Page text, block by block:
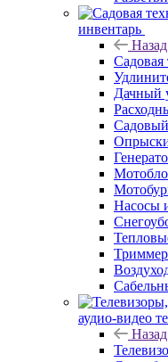
инвентарь
Назад
Садовая
Дачный
Насосы
аудио-видео
Назад